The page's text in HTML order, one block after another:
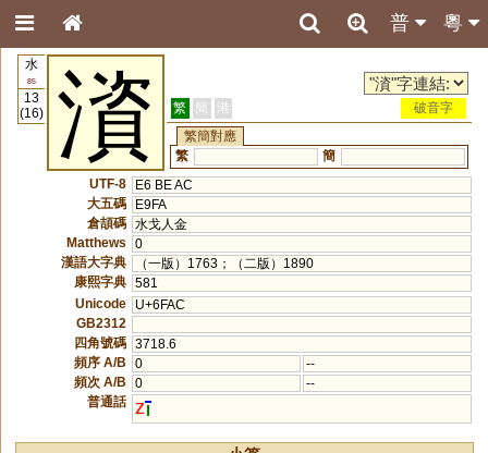
粵
普
水
85
13
(16)
澬 繁 簡 港
破音字
繁簡對應
繁
簡
UTF-8
E6 BE AC
大五碼
E9FA
倉頡碼 水戈人金
Matthews
0
漢語大字典
（一版）1763；（二版）1890
康熙字典 581
Unicode
U+6FAC
GB2312
四角號碼 3718.6
頻序 A/B
0
--
頻次 A/B
0
--
普通話 z